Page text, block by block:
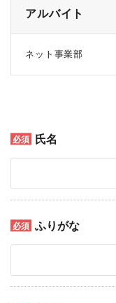
アルバイト
ネット事業部
氏名
ふりがな